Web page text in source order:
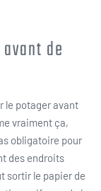
de
le potager avant
vraiment ça,
obligatoire pour
des endroits
sortir le papier de